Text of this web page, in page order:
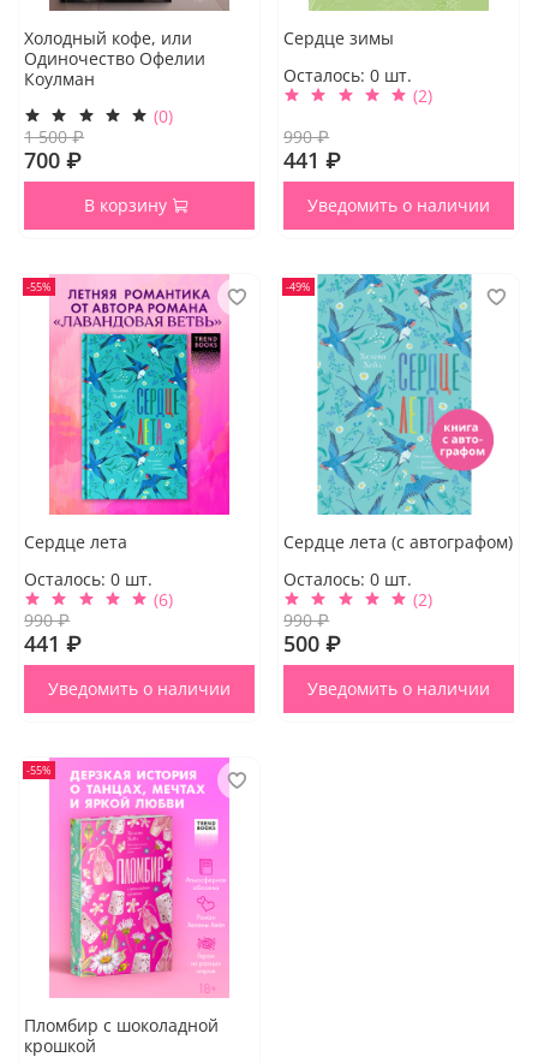
Холодный кофе, или
Одиночество Офелии
Коулман
(0)
1 500 ₽
700 ₽
В корзину
Сердце зимы
Осталось:0 шт.
(2)
990 ₽
441 ₽
Уведомить о наличии
-55%
Сердце лета
Осталось:0 шт.
(6)
990 ₽
441 ₽
Уведомить о наличии
-49%
Сердце лета (с автографом)
Осталось:0 шт.
(2)
990 ₽
500 ₽
Уведомить о наличии
-55%
Пломбир с шоколадной
крошкой